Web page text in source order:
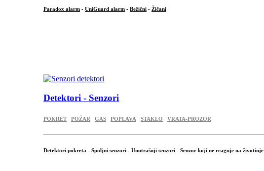
Paradox alarm - UniGuard alarm - Bežični - Žičani
Detektori - Senzori
POKRET POŽAR GAS POPLAVA STAKLO VRATA-PROZOR
Detektori pokreta - Spoljni senzori - Unutrašnji senzori - Senzor koji ne reaguje na životinje